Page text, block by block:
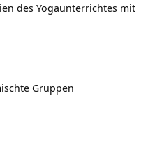
des Yogaunterrichtes mit
Gruppen